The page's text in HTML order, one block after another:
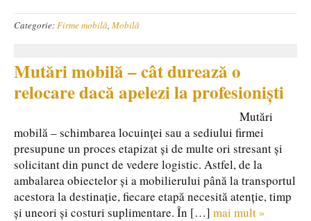
Categorie:Firme mobilă, Mobilă
Mutări mobilă – cât durează o
relocare dacă apelezi la profesioniști
Mutări
mobilă – schimbarea locuinței sau a sediului firmei
presupune un proces etapizat și de multe ori stresant și
solicitant din punct de vedere logistic. Astfel, de la
ambalarea obiectelor și a mobilierului până la transportul
acestora la destinație, fiecare etapă necesită atenție, timp
și uneori și costuri suplimentare. În […] mai mult »